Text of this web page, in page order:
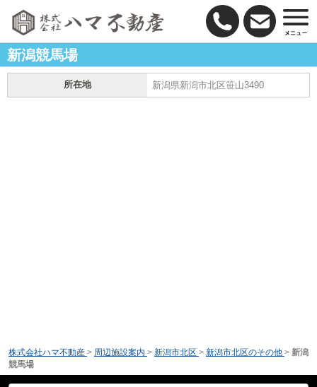
新潟競馬場
所在地 新潟県新潟市北区笹山3490
株式会社ハマ不動産 > 周辺施設案内 > 新潟市北区 > 新潟市北区のその他 > 新潟
競馬場